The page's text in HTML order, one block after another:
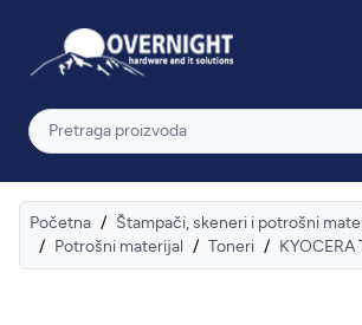
Overnight
Pretraga
Početna / Štampači, skeneri i potrošni
/ Potrošni materijal / Toneri /